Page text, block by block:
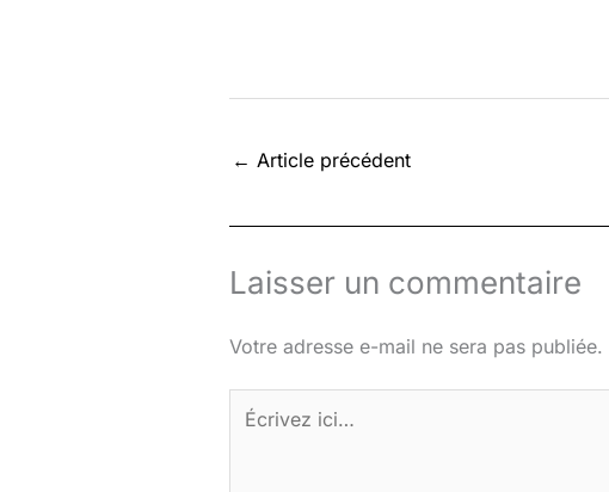
← Article précédent
Laisser un commentaire
Votre adresse e-mail ne sera pas publiée.
ici…